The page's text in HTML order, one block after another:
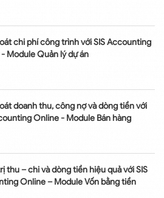
chi phí công trình với SIS Accounting
Module Quản lý dự án
doanh thu, công nợ và dòng tiền với
Online - Module Bán hàng
thu – chi và dòng tiền hiệu quả với SIS
Online – Module Vốn bằng tiền